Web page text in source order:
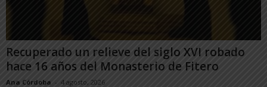
Recuperado un relieve del siglo XVI robado
hace 16 años del Monasterio de Fitero
Ana Córdoba - 4 agosto, 2026